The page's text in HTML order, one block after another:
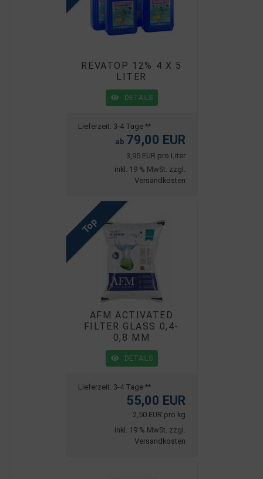
REVATOP 12% 4 X 5
LITER
DETAILS
Lieferzeit: 3-4 Tage **
ab 79,00 EUR
3,95 EUR pro Liter
inkl. 19 % MwSt. zzgl.
Versandkosten
Top
AFM ACTIVATED
FILTER GLASS 0,4-
0,8 MM
DETAILS
Lieferzeit: 3-4 Tage **
55,00 EUR
2,50 EUR pro kg
inkl. 19 % MwSt. zzgl.
Versandkosten